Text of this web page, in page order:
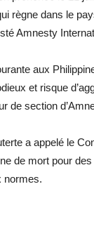
règne dans le
Amnesty
aux
et risque
de section
a appelé le
de mort pour
normes.